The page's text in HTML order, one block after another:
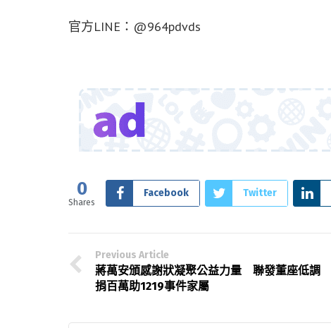
官方LINE：@964pdvds
0
Shares
Facebook Twitter
Previous Article
蔣萬安頒感謝狀凝聚公益力量 聯發董座低調
捐百萬助1219事件家屬